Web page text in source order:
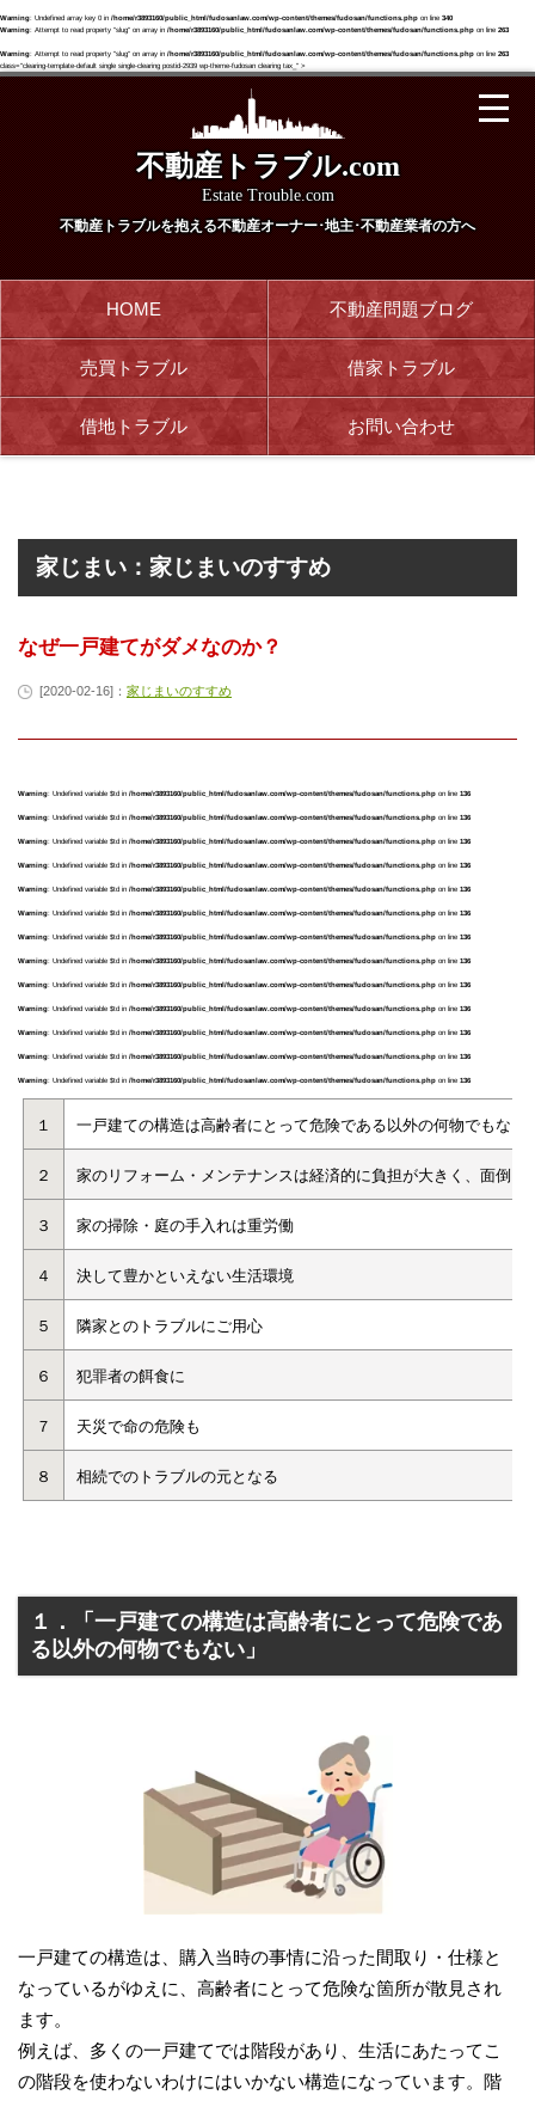
Warning: Undefined array key 0 in /home/r3893160/public_html/fudosanlaw.com/wp-content/themes/fudosan/functions.php on line 340
Warning: Attempt to read property "slug" on array in /home/r3893160/public_html/fudosanlaw.com/wp-content/themes/fudosan/functions.php on line 263
Warning: Attempt to read property "slug" on array in /home/r3893160/public_html/fudosanlaw.com/wp-content/themes/fudosan/functions.php on line 263
class="clearing-template-default single single-clearing postid-2939 wp-theme-fudosan clearing tax_" >
不動産トラブル.com
Estate Trouble.com
不動産トラブルを抱える不動産オーナー･地主･不動産業者の方へ
HOME 不動産問題ブログ
売買トラブル 借家トラブル
借地トラブル お問い合わせ
家じまい：家じまいのすすめ
なぜ一戸建てがダメなのか？
[2020-02-16]： 家じまいのすすめ
Warning: Undefined variable $td in /home/r3893160/public_html/fudosanlaw.com/wp-content/themes/fudosan/functions.php on line 136
Warning: Undefined variable $td in /home/r3893160/public_html/fudosanlaw.com/wp-content/themes/fudosan/functions.php on line 136
Warning: Undefined variable $td in /home/r3893160/public_html/fudosanlaw.com/wp-content/themes/fudosan/functions.php on line 136
Warning: Undefined variable $td in /home/r3893160/public_html/fudosanlaw.com/wp-content/themes/fudosan/functions.php on line 136
Warning: Undefined variable $td in /home/r3893160/public_html/fudosanlaw.com/wp-content/themes/fudosan/functions.php on line 136
Warning: Undefined variable $td in /home/r3893160/public_html/fudosanlaw.com/wp-content/themes/fudosan/functions.php on line 136
Warning: Undefined variable $td in /home/r3893160/public_html/fudosanlaw.com/wp-content/themes/fudosan/functions.php on line 136
Warning: Undefined variable $td in /home/r3893160/public_html/fudosanlaw.com/wp-content/themes/fudosan/functions.php on line 136
Warning: Undefined variable $td in /home/r3893160/public_html/fudosanlaw.com/wp-content/themes/fudosan/functions.php on line 136
Warning: Undefined variable $td in /home/r3893160/public_html/fudosanlaw.com/wp-content/themes/fudosan/functions.php on line 136
Warning: Undefined variable $td in /home/r3893160/public_html/fudosanlaw.com/wp-content/themes/fudosan/functions.php on line 136
Warning: Undefined variable $td in /home/r3893160/public_html/fudosanlaw.com/wp-content/themes/fudosan/functions.php on line 136
Warning: Undefined variable $td in /home/r3893160/public_html/fudosanlaw.com/wp-content/themes/fudosan/functions.php on line 136
１ 一戸建ての構造は高齢者にとって危険である以外の何物でもない
２ 家のリフォーム・メンテナンスは経済的に負担が大きく、面倒
３ 家の掃除・庭の手入れは重労働
４ 決して豊かといえない生活環境
５ 隣家とのトラブルにご用心
６ 犯罪者の餌食に
７ 天災で命の危険も
８ 相続でのトラブルの元となる
１．「一戸建ての構造は高齢者にとって危険であ
る以外の何物でもない」
一戸建ての構造は、購入当時の事情に沿った間取り・仕様と
なっているがゆえに、高齢者にとって危険な箇所が散見され
ます。
例えば、多くの一戸建てでは階段があり、生活にあたってこ
の階段を使わないわけにはいかない構造になっています。階